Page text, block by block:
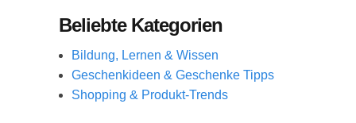
Beliebte Kategorien
Bildung, Lernen & Wissen
Geschenkideen & Geschenke Tipps
Shopping & Produkt-Trends